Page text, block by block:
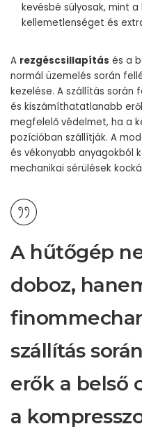
kevésbé súlyosak, mint
kellemetlenséget és
A rezgéscsillapítás és a
normál üzemelés során
kezelése. A szállítás során
és kiszámíthatatlanabb
megfelelő védelmet, ha a
pozícióban szállítják. A
és vékonyabb anyagokból
mechanikai sérülések
A hűtőgép
doboz,
szállítás
erők a belső
a